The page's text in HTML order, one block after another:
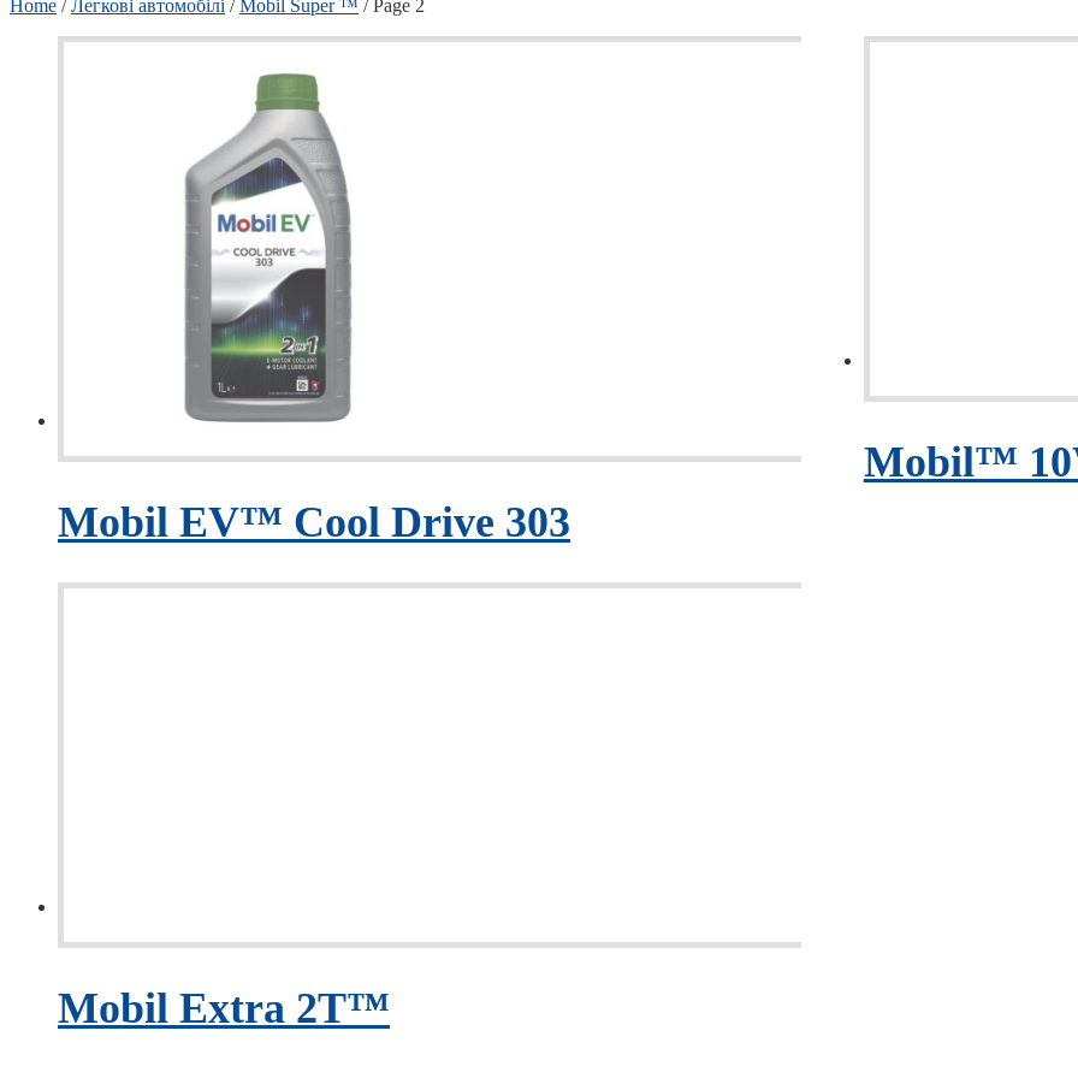
Home / Легкові автомобілі / Mobil Super ™ / Page 2
Mobil EV™ Cool Drive 303
Mobil™
Mobil Extra 2T™